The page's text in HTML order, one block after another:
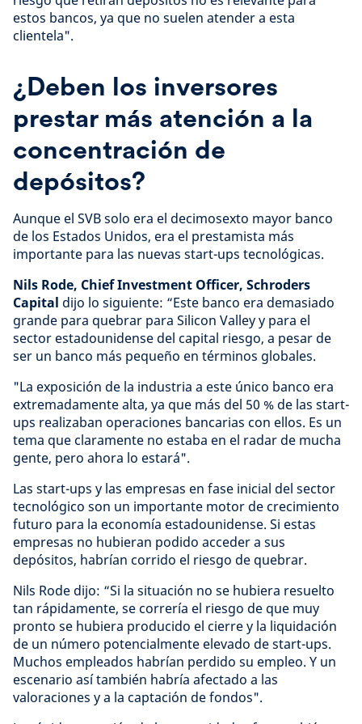
estos bancos, ya que no suelen atender a esta
clientela".
¿Deben los inversores
prestar más atención a la
concentración de
depósitos?
Aunque el SVB solo era el decimosexto mayor banco
de los Estados Unidos, era el prestamista más
importante para las nuevas start-ups tecnológicas.
Nils Rode, Chief Investment Officer, Schroders
Capital dijo lo siguiente: “Este banco era demasiado
grande para quebrar para Silicon Valley y para el
sector estadounidense del capital riesgo, a pesar de
ser un banco más pequeño en términos globales.
"La exposición de la industria a este único banco era
extremadamente alta, ya que más del 50 % de las start-
ups realizaban operaciones bancarias con ellos. Es un
tema que claramente no estaba en el radar de mucha
gente, pero ahora lo estará".
Las start-ups y las empresas en fase inicial del sector
tecnológico son un importante motor de crecimiento
futuro para la economía estadounidense. Si estas
empresas no hubieran podido acceder a sus
depósitos, habrían corrido el riesgo de quebrar.
Nils Rode dijo: “Si la situación no se hubiera resuelto
tan rápidamente, se correría el riesgo de que muy
pronto se hubiera producido el cierre y la liquidación
de un número potencialmente elevado de start-ups.
Muchos empleados habrían perdido su empleo. Y un
escenario así también habría afectado a las
valoraciones y a la captación de fondos".